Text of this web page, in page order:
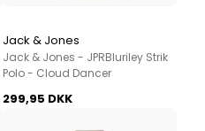
Jack & Jones
Jack & Jones - JPRBluriley Strik
Polo - Cloud Dancer
299,95 DKK